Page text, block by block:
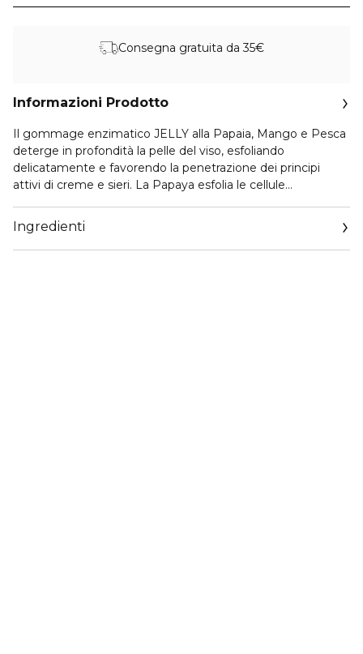
Consegna gratuita da 35€
Informazioni Prodotto
Il gommage enzimatico JELLY alla Papaia, Mango e Pesca
deterge in profondità la pelle del viso, esfoliando
delicatamente e favorendo la penetrazione dei principi
attivi di creme e sieri. La Papaya esfolia le cellule
idrata, schiarisce, rivitalizza la cute, rendendola più luminosa.
La Pesca tonifica e nutre intensamente. È adatto ad ogni
tipo di pelle, soprattutto quella spenta, atonica e stressata.
Ingredienti